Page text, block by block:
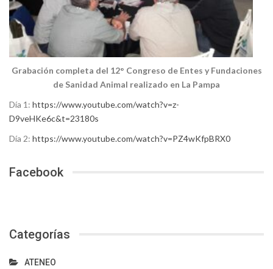
Grabación completa del 12° Congreso de Entes y Fundaciones
de Sanidad Animal realizado en La Pampa
Día 1: https://www.youtube.com/watch?v=z-
D9veHKe6c&t=23180s
Día 2: https://www.youtube.com/watch?v=PZ4wKfpBRX0
Facebook
Categorías
ATENEO